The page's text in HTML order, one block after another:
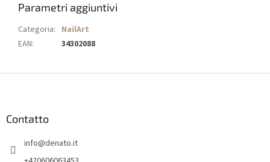
Parametri aggiuntivi
Categoria: NailArt
EAN: 34302088
Contatto
info@denato.it